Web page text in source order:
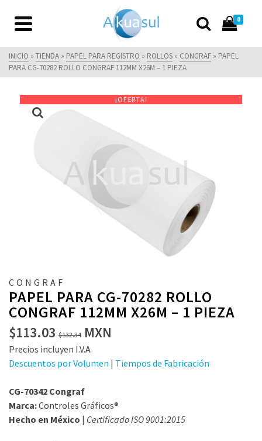
0
INICIO » TIENDA » PAPEL PARA REGISTRO » ROLLOS » CONGRAF » PAPEL
PARA CG-70282 ROLLO CONGRAF 112MM X26M – 1 PIEZA
¡OFERTA!
CONGRAF
PAPEL PARA CG-70282 ROLLO
CONGRAF 112MM X26M – 1 PIEZA
$132.34 El
precio
original
$132.34.
$113.03 El
precio
actual
$113.03.
MXN
Precios incluyen I.V.A
Descuentos por Volumen | Tiempos de Fabricación
CG-70342 Congraf
Marca:Controles Gráficos®
Hecho en México | Certificado ISO 9001:2015